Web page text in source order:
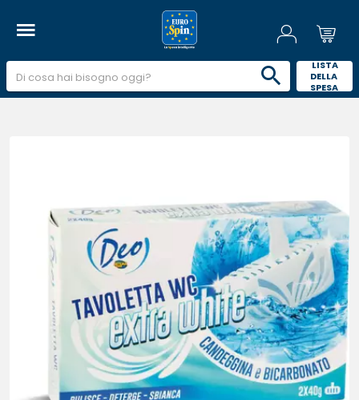
LISTA
DELLA
SPESA